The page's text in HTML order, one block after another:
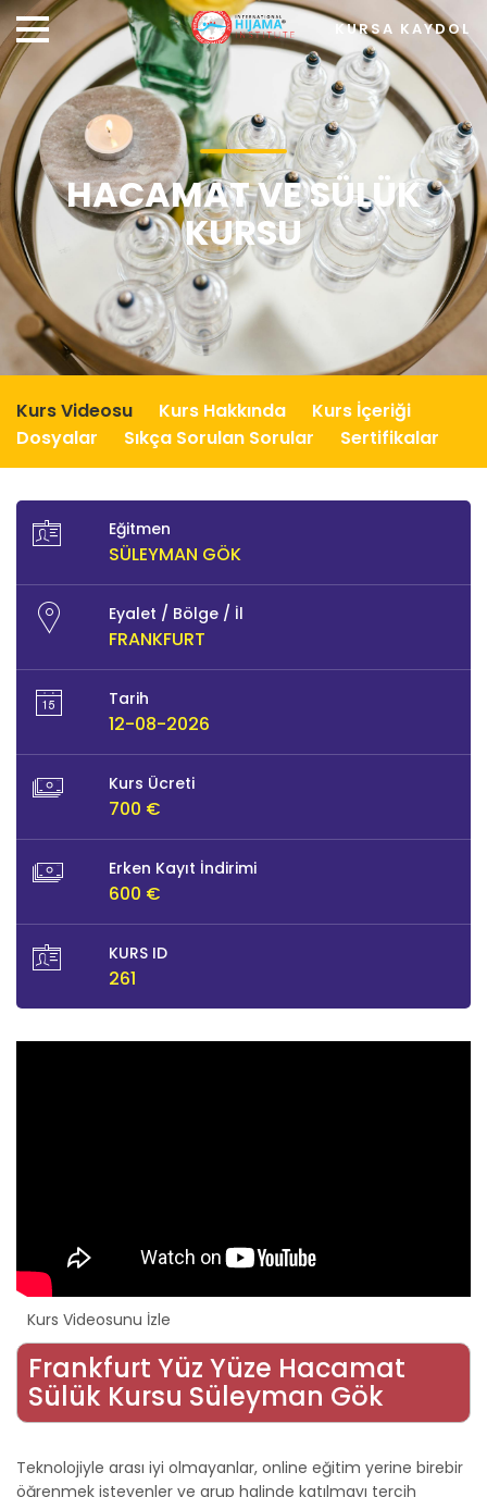
HACAMAT VE SÜLÜK
KURSU
Kurs Videosu Kurs Hakkında
Kurs İçeriği
Dosyalar
Sıkça Sorulan Sorular Sertifikalar
Eğitmen
SÜLEYMAN GÖK
Eyalet / Bölge / İl
FRANKFURT
Tarih
12-08-2026
Kurs Ücreti
700 €
Erken Kayıt İndirimi
600 €
KURS ID
261
Kurs Videosunu İzle
Frankfurt Yüz Yüze Hacamat
Sülük Kursu Süleyman Gök
Teknolojiyle arası iyi olmayanlar, online eğitim yerine birebir
öğrenmek isteyenler ve grup halinde katılmayı tercih
KURSA KAYDOL